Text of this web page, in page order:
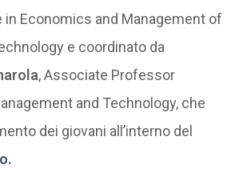
in Economics and Management of
e coordinato da
, Associate Professor
and Technology, che
dei giovani all’interno del